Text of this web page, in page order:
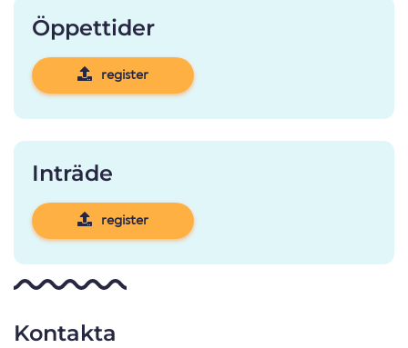
Öppettider
register
Inträde
register
Kontakta